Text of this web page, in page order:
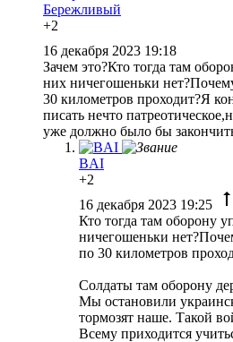
Бережливый
+2
16 декабря 2023 19:18
Зачем это?Кто тогда там
них ничегошеньки
30 километров проходит?Я
писать нечто
уже должно было бы
BAI
+2
16 декабря 2023 19:25
Кто тогда там оборону
ничегошеньки
по 30 километров
Солдаты там оборону
Мы остановили
тормозят наше. Такой
Всему приходится